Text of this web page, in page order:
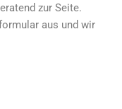
zur Seite.
aus und wir